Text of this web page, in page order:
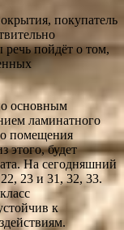
покупатель
речь пойдёт о том,
основным
ламинатного
помещения
этого, будет
На сегодняшний
23 и 31, 32, 33.
к